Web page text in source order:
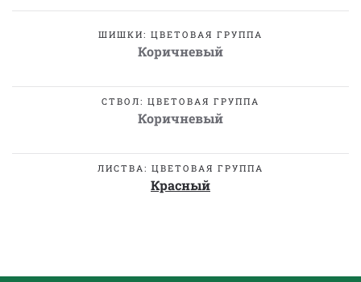
ШИШКИ: ЦВЕТОВАЯ ГРУППА
Коричневый
СТВОЛ: ЦВЕТОВАЯ ГРУППА
Коричневый
ЛИСТВА: ЦВЕТОВАЯ ГРУППА
Красный